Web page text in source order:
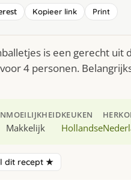
Kopieer link Print
is een gerecht uit
4 personen.
MOEILIJKHEID
Makkelijk
KEUKEN
Hollandse
dit recept ★